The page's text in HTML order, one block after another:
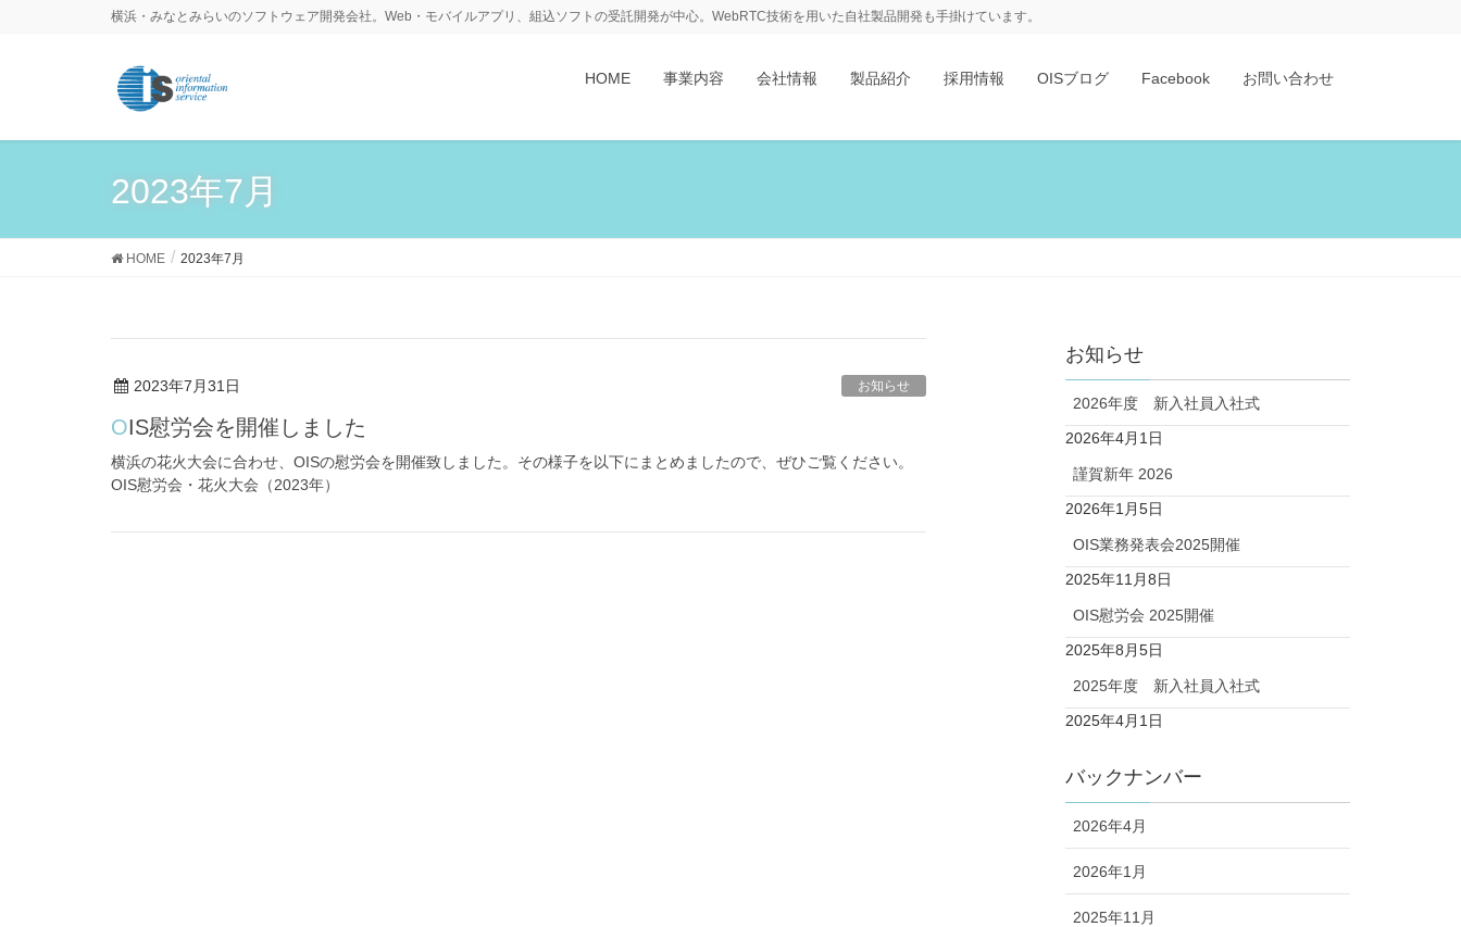
横浜・みなとみらいのソフトウェア開発会社。Web・モバイルアプリ、組込ソフトの受託開発が中心。WebRTC技術を用いた自社製品開発も手掛けています。
HOME 事業内容 会社情報 製品紹介 採用情報 OISブログ Facebook お問い合わせ
2023年7月
HOME 2023年7月
2023年7月31日 お知らせ
OIS慰労会を開催しました
横浜の花火大会に合わせ、OISの慰労会を開催致しました。その様子を以下にまとめましたので、ぜひご覧ください。
OIS慰労会・花火大会（2023年）
お知らせ
2026年度 新入社員入社式
2026年4月1日
謹賀新年 2026
2026年1月5日
OIS業務発表会2025開催
2025年11月8日
OIS慰労会 2025開催
2025年8月5日
2025年度 新入社員入社式
2025年4月1日
バックナンバー
2026年4月
2026年1月
2025年11月